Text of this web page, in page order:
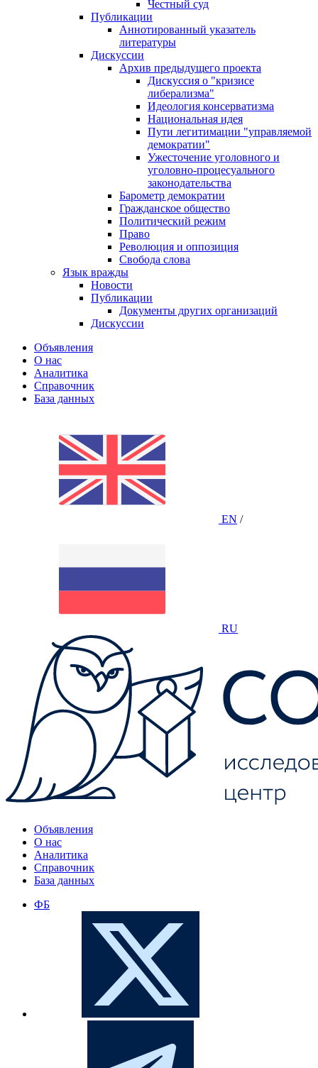
Честный суд
Публикации
Аннотированный указатель
литературы
Дискуссии
Архив предыдущего проекта
Дискуссия о "кризисе
либерализма"
Идеология консерватизма
Национальная идея
Пути легитимации "управляемой
демократии"
Ужесточение уголовного и
уголовно-процесуального
законодательства
Барометр демократии
Гражданское общество
Политический режим
Право
Революция и оппозиция
Свобода слова
Язык вражды
Новости
Публикации
Документы других организаций
Дискуссии
Объявления
О нас
Аналитика
Справочник
База данных
EN /
RU
Объявления
О нас
Аналитика
Справочник
База данных
ФБ